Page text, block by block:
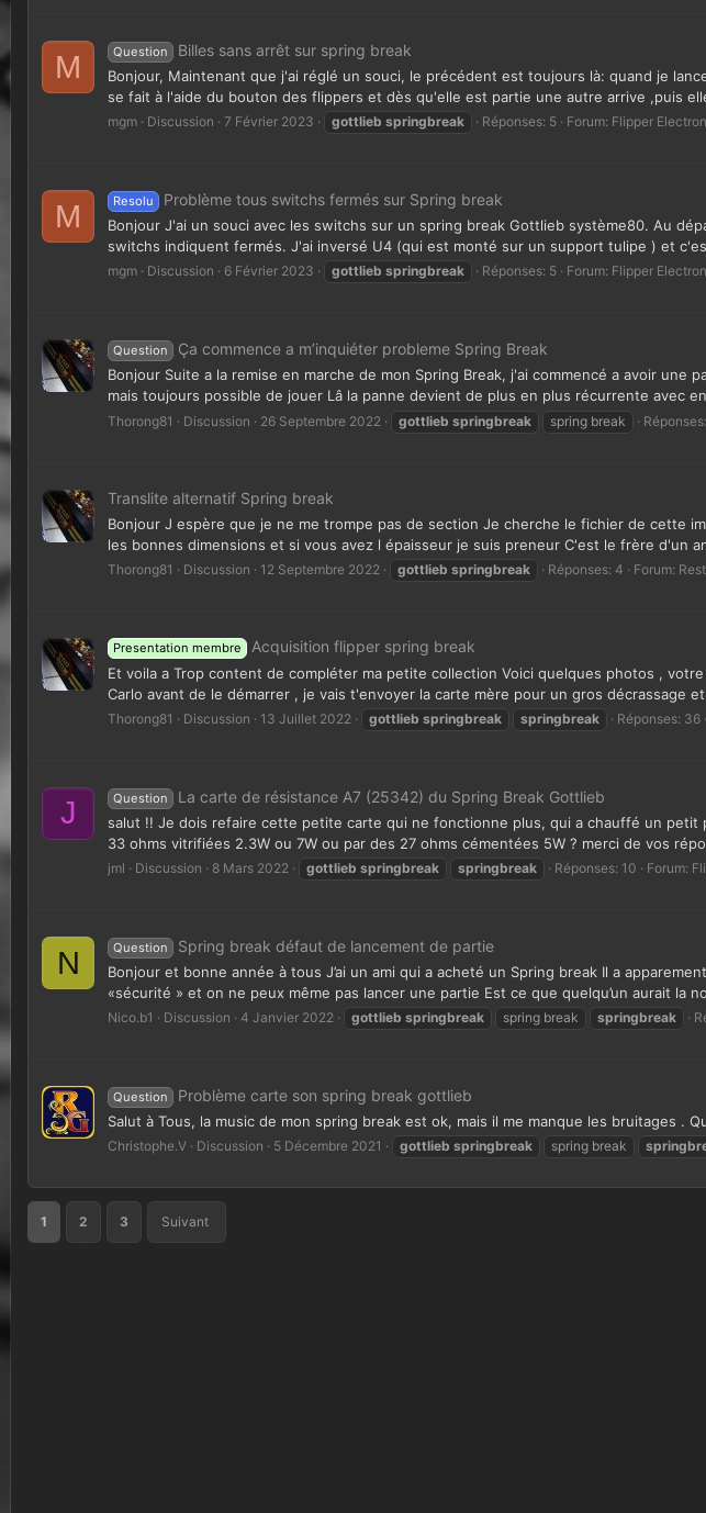
M Question Billes sans arrêt sur spring break
Bonjour, Maintenant que j'ai réglé un souci, le précédent est toujours là: quand je
se fait à l'aide du bouton des flippers et dès qu'elle est partie une autre arrive ,puis
mgm Discussion 7 Février 2023 gottlieb springbreak Réponses: 5 Forum: Flipper
M Resolu Problème tous switchs fermés sur Spring break
Bonjour J'ai un souci avec les switchs sur un spring break Gottlieb système80. Au
switchs indiquent fermés. J'ai inversé U4 (qui est monté sur un support tulipe ) et
mgm Discussion 6 Février 2023 gottlieb springbreak Réponses: 5 Forum: Flipper
Question Ça commence a m’inquiéter probleme Spring Break
Bonjour Suite a la remise en marche de mon Spring Break, j'ai commencé a avoir
mais toujours possible de jouer Lâ la panne devient de plus en plus récurrente avec
Thorong81 Discussion 26 Septembre 2022 gottlieb springbreak spring break
Translite alternatif Spring break
Bonjour J espère que je ne me trompe pas de section Je cherche le fichier de cette
les bonnes dimensions et si vous avez l épaisseur je suis preneur C'est le frère d'un
Thorong81 Discussion 12 Septembre 2022 gottlieb springbreak Réponses: 4 Forum:
Presentation membre Acquisition flipper spring break
Et voila a Trop content de compléter ma petite collection Voici quelques photos ,
Carlo avant de le démarrer , je vais t'envoyer la carte mère pour un gros décrassage
Thorong81 Discussion 13 Juillet 2022 gottlieb springbreak springbreak Réponses: 36
J Question La carte de résistance A7 (25342) du Spring Break Gottlieb
salut !! Je dois refaire cette petite carte qui ne fonctionne plus, qui a chauffé un
33 ohms vitrifiées 2.3W ou 7W ou par des 27 ohms cémentées 5W ? merci de vos
jml Discussion 8 Mars 2022 gottlieb springbreak springbreak Réponses: 10 Forum:
N Question Spring break défaut de lancement de partie
Bonjour et bonne année à tous J’ai un ami qui a acheté un Spring break Il a
«sécurité » et on ne peux même pas lancer une partie Est ce que quelqu’un aurait la
Nico.b1 Discussion 4 Janvier 2022 gottlieb springbreak spring break springbreak
Question Problème carte son spring break gottlieb
Salut à Tous, la music de mon spring break est ok, mais il me manque les bruitages .
Christophe.V Discussion 5 Décembre 2021 gottlieb springbreak spring break
1 2 3 Suivant